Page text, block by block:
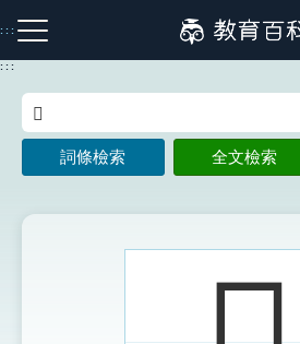
到
主
:::
注音索引圖示 筆畫索引圖示
:::
詞條檢索 全文檢索